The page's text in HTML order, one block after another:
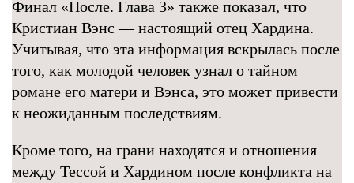
Финал «После. Глава 3» также показал, что
Кристиан Вэнс — настоящий отец Хардина.
Учитывая, что эта информация вскрылась после
того, как молодой человек узнал о тайном
романе его матери и Вэнса, это может привести
к неожиданным последствиям.
Кроме того, на грани находятся и отношения
между Тессой и Хардином после конфликта на